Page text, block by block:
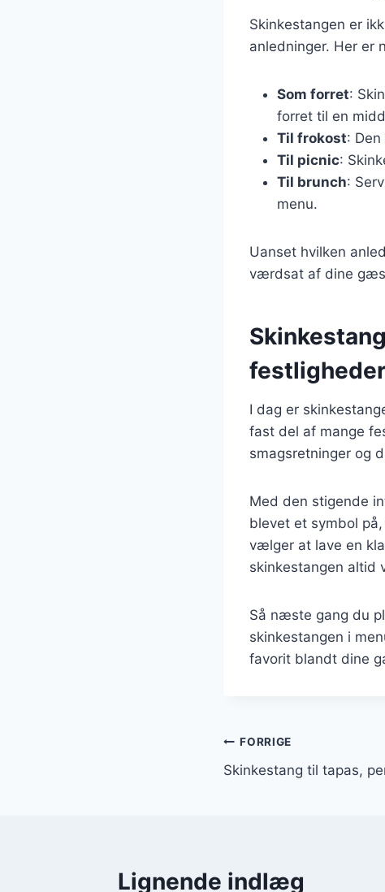
Skinkestangen er
anledninger. Her er
Som forret:
forret til en
Til frokost:
Til picnic:
Til brunch:
menu.
Uanset hvilken
værdsat af dine
festligheder
I dag er
fast del af mange
smagsretninger og
Med den stigende
blevet et symbol
vælger at lave en
skinkestangen altid
Så næste gang du
skinkestangen i
favorit blandt dine
FORRIGE
Skinkestang til tapas,
Lignende indlæg